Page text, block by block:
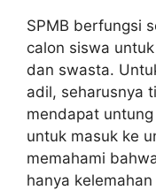
SPMB berfungsi
calon siswa
dan swasta.
adil, seharusnya
mendapat untung
untuk masuk ke
memahami
hanya